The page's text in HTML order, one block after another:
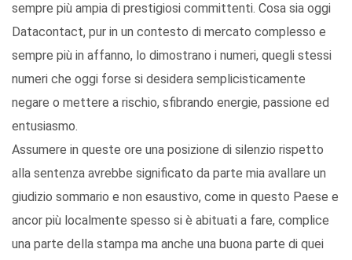
sempre più ampia di prestigiosi committenti. Cosa sia oggi
Datacontact, pur in un contesto di mercato complesso e
sempre più in affanno, lo dimostrano i numeri, quegli stessi
numeri che oggi forse si desidera semplicisticamente
negare o mettere a rischio, sfibrando energie, passione ed
entusiasmo.
Assumere in queste ore una posizione di silenzio rispetto
alla sentenza avrebbe significato da parte mia avallare un
giudizio sommario e non esaustivo, come in questo Paese e
ancor più localmente spesso si è abituati a fare, complice
una parte della stampa ma anche una buona parte di quei